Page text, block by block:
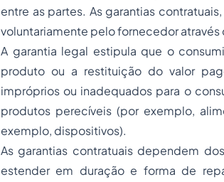
entre as partes. As garantias
voluntariamente pelo fornecedor
A garantia legal estipula que o
produto ou a restituição do valor
impróprios ou inadequados para o
produtos perecíveis (por exemplo,
exemplo, dispositivos).
As garantias contratuais dependem
estender em duração e forma de